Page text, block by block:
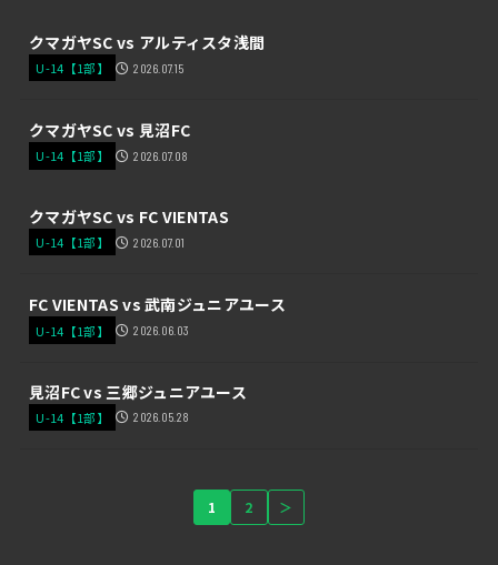
クマガヤSC vs アルティスタ浅間
U-14【1部】 2026.07.15
クマガヤSC vs 見沼FC
U-14【1部】 2026.07.08
クマガヤSC vs FC VIENTAS
U-14【1部】 2026.07.01
FC VIENTAS vs 武南ジュニアユース
U-14【1部】 2026.06.03
見沼FC vs 三郷ジュニアユース
U-14【1部】 2026.05.28
1 2 ＞